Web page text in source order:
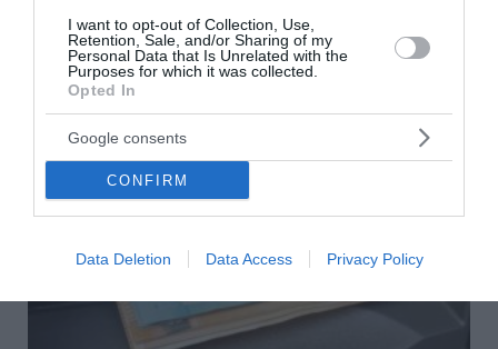
I want to opt-out of Collection, Use,
Retention, Sale, and/or Sharing of my
Personal Data that Is Unrelated with the
Purposes for which it was collected.
Opted In
Google consents
CONFIRM
Data Deletion Data Access Privacy Policy
ΟΛΕΣ ΟΙ ΕΙΔΗΣΕΙΣ →
διαβάστε ακόμη